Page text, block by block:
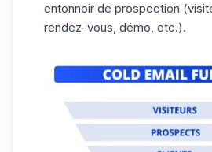
entonnoir de prospection
rendez-vous, démo, etc.).